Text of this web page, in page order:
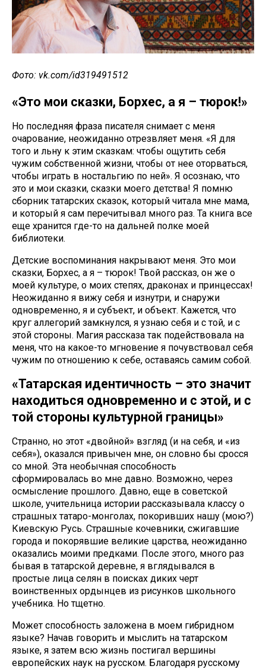
Фото: vk.com/id319491512
«Это мои сказки, Борхес, а я – тюрок!»
Но последняя фраза писателя снимает с меня
очарование, неожиданно отрезвляет меня. «Я для
того и льну к этим сказкам: чтобы ощутить себя
чужим собственной жизни, чтобы от нее оторваться,
чтобы играть в ностальгию по ней». Я осознаю, что
это и мои сказки, сказки моего детства! Я помню
сборник татарских сказок, который читала мне мама,
и который я сам перечитывал много раз. Та книга все
еще хранится где-то на дальней полке моей
библиотеки.
Детские воспоминания накрывают меня. Это мои
сказки, Борхес, а я – тюрок! Твой рассказ, он же о
моей культуре, о моих степях, драконах и принцессах!
Неожиданно я вижу себя и изнутри, и снаружи
одновременно, я и субъект, и объект. Кажется, что
круг аллегорий замкнулся, я узнаю себя и с той, и с
этой стороны. Магия рассказа так подействовала на
меня, что на какое-то мгновение я почувствовал себя
чужим по отношению к себе, оставаясь самим собой.
«Татарская идентичность – это значит
находиться одновременно и с этой, и с
той стороны культурной границы»
Странно, но этот «двойной» взгляд (и на себя, и «из
себя»), оказался привычен мне, он словно бы сросся
со мной. Эта необычная способность
сформировалась во мне давно. Возможно, через
осмысление прошлого. Давно, еще в советской
школе, учительница истории рассказывала классу о
страшных татаро-монголах, покоривших нашу (мою?)
Киевскую Русь. Страшные кочевники, сжигавшие
города и покорявшие великие царства, неожиданно
оказались моими предками. После этого, много раз
бывая в татарской деревне, я вглядывался в
простые лица селян в поисках диких черт
воинственных ордынцев из рисунков школьного
учебника. Но тщетно.
Может способность заложена в моем гибридном
языке? Начав говорить и мыслить на татарском
языке, я затем всю жизнь постигал вершины
европейских наук на русском. Благодаря русскому